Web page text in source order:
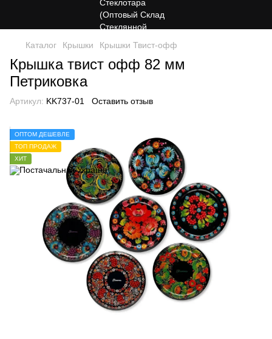
Каталог Крышки Крышки Твист-офф
Крышка твист офф 82 мм
Петриковка
Артикул: KK737-01 Оставить отзыв
ОПТОМ ДЕШЕВЛЕ
ТОП ПРОДАЖ
ХИТ